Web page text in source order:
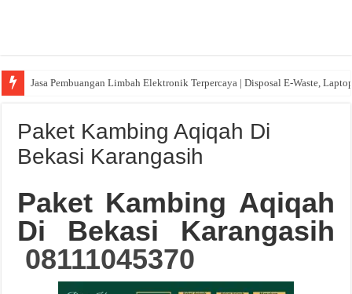
Jasa Pembuangan Limbah Elektronik Terpercaya | Disposal E-Waste,
Paket Kambing Aqiqah Di
Bekasi Karangasih
Paket Kambing Aqiqah
Di Bekasi Karangasih
08111045370